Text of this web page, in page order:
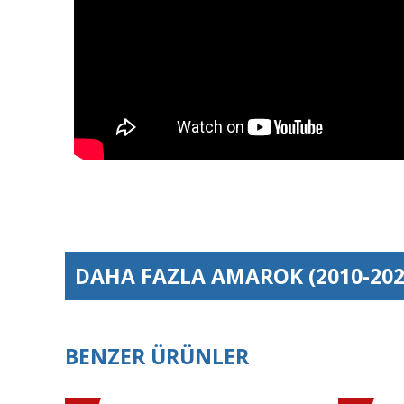
DAHA FAZLAAMAROK (2010-
BENZER ÜRÜNLER